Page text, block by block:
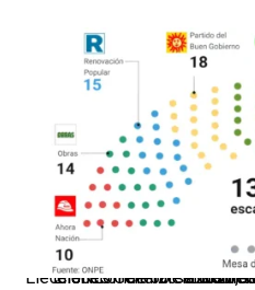
El JNE oficializó la distribución de escaños para la elección de 60 senadores y 130 diputados